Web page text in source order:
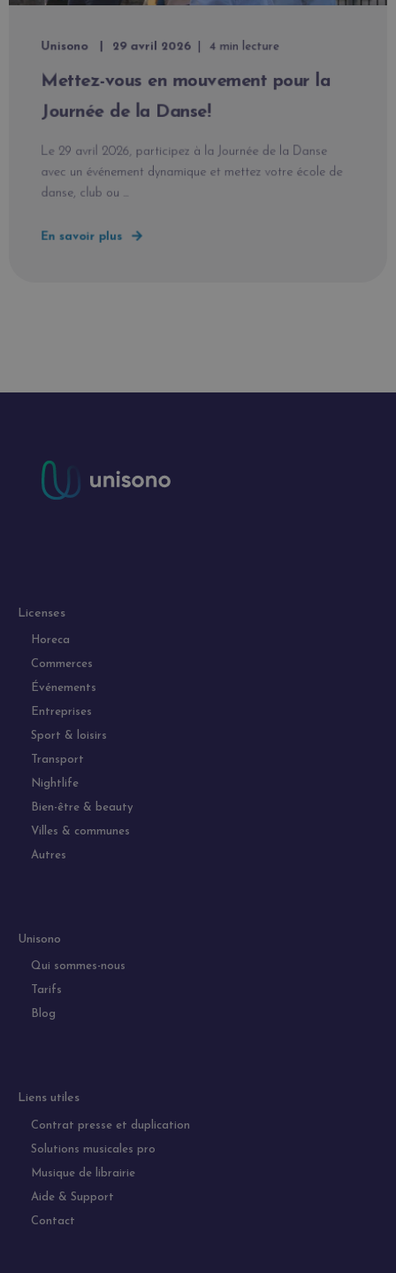
Unisono 29 avril 2026 4 min lecture
Mettez-vous en mouvement pour la
Journée de la Danse!
Le 29 avril 2026, participez à la Journée de la Danse
avec un événement dynamique et mettez votre école de
danse, club ou ...
En savoir plus
Licenses
Horeca
Commerces
Événements
Entreprises
Sport & loisirs
Transport
Nightlife
Bien-être & beauty
Villes & communes
Autres
Unisono
Qui sommes-nous
Tarifs
Blog
Liens utiles
Contrat presse et duplication
Solutions musicales pro
Musique de librairie
Aide & Support
Contact